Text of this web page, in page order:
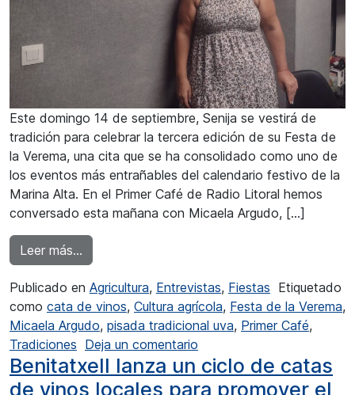
Este domingo 14 de septiembre, Senija se vestirá de
tradición para celebrar la tercera edición de su Festa de
la Verema, una cita que se ha consolidado como uno de
los eventos más entrañables del calendario festivo de la
Marina Alta. En el Primer Café de Radio Litoral hemos
conversado esta mañana con Micaela Argudo, […]
Leer más…
Publicado en Agricultura, Entrevistas, Fiestas Etiquetado
como cata de vinos, Cultura agrícola, Festa de la Verema,
Micaela Argudo, pisada tradicional uva, Primer Café,
Tradiciones Deja un comentario
Benitatxell lanza un ciclo de catas
de vinos locales para promover el